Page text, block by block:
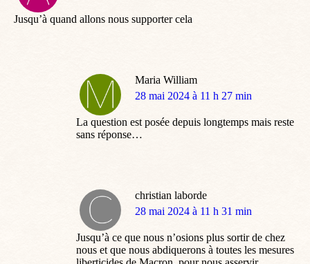
Jusqu’à quand allons nous supporter cela
Maria William
dit
28 mai 2024 à 11 h 27 min
La question est posée depuis longtemps mais reste
sans réponse…
christian laborde
dit
28 mai 2024 à 11 h 31 min
Jusqu’à ce que nous n’osions plus sortir de chez
nous et que nous abdiquerons à toutes les mesures